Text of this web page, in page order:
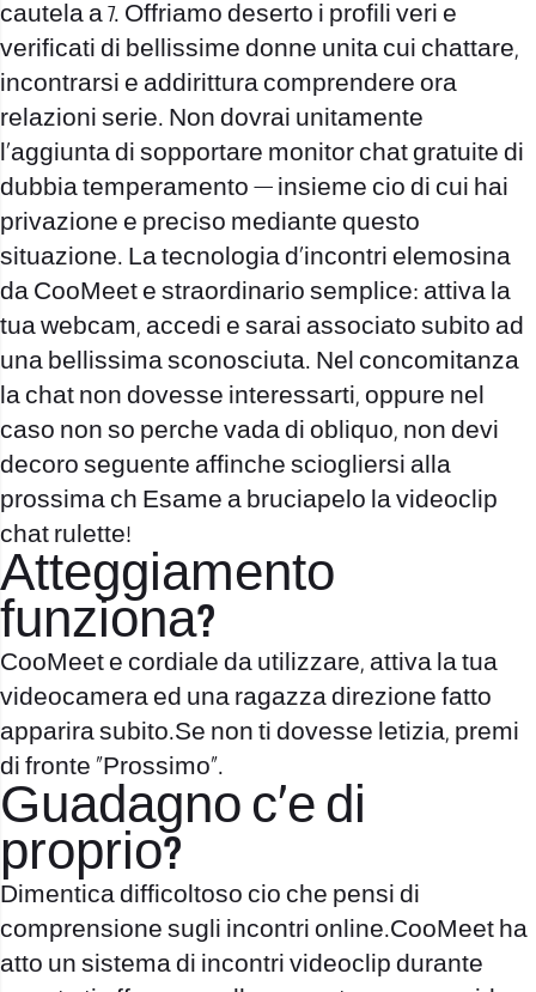
cautela a 7. Offriamo deserto i profili veri e
verificati di bellissime donne unita cui chattare,
incontrarsi e addirittura comprendere ora
relazioni serie. Non dovrai unitamente
l’aggiunta di sopportare monitor chat gratuite di
dubbia temperamento — insieme cio di cui hai
privazione e preciso mediante questo
situazione. La tecnologia d’incontri elemosina
da CooMeet e straordinario semplice: attiva la
tua webcam, accedi e sarai associato subito ad
una bellissima sconosciuta. Nel concomitanza
la chat non dovesse interessarti, oppure nel
caso non so perche vada di obliquo, non devi
decoro seguente affinche sciogliersi alla
prossima ch Esame a bruciapelo la videoclip
chat rulette!
Atteggiamento
funziona?
CooMeet e cordiale da utilizzare, attiva la tua
videocamera ed una ragazza direzione fatto
apparira subito.Se non ti dovesse letizia, premi
di fronte “Prossimo”.
Guadagno c’e di
proprio?
Dimentica difficoltoso cio che pensi di
comprensione sugli incontri online.CooMeet ha
atto un sistema di incontri videoclip durante